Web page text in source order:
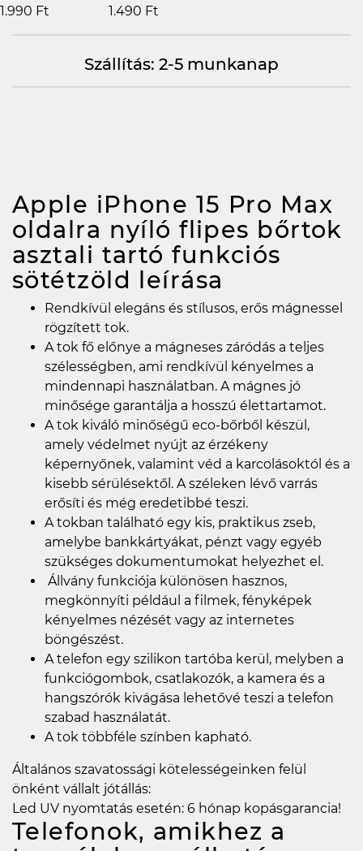
1.990 Ft 1.490 Ft
Szállítás: 2-5 munkanap
Apple iPhone 15 Pro Max
oldalra nyíló flipes bőrtok
asztali tartó funkciós
sötétzöld leírása
Rendkívül elegáns és stílusos, erős mágnessel
rögzített tok.
A tok fő előnye a mágneses záródás a teljes
szélességben, ami rendkívül kényelmes a
mindennapi használatban. A mágnes jó
minősége garantálja a hosszú élettartamot.
A tok kiváló minőségű eco-bőrből készül,
amely védelmet nyújt az érzékeny
képernyőnek, valamint véd a karcolásoktól és a
kisebb sérülésektől. A széleken lévő varrás
erősíti és még eredetibbé teszi.
A tokban található egy kis, praktikus zseb,
amelybe bankkártyákat, pénzt vagy egyéb
szükséges dokumentumokat helyezhet el.
Állvány funkciója különösen hasznos,
megkönnyíti például a filmek, fényképek
kényelmes nézését vagy az internetes
böngészést.
A telefon egy szilikon tartóba kerül, melyben a
funkciógombok, csatlakozók, a kamera és a
hangszórók kivágása lehetővé teszi a telefon
szabad használatát.
A tok többféle színben kapható.
Általános szavatossági kötelességeinken felül
önként vállalt jótállás:
Led UV nyomtatás esetén: 6 hónap kopásgarancia!
Telefonok, amikhez a